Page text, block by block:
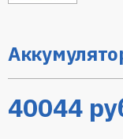
40044